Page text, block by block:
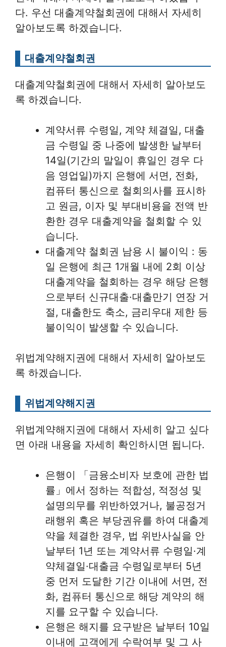
다. 우선 대출계약철회권에 대해서 자세히
알아보도록 하겠습니다.
대출계약철회권
대출계약철회권에 대해서 자세히 알아보도
록 하겠습니다.
계약서류 수령일, 계약 체결일, 대출
금 수령일 중 나중에 발생한 날부터
14일(기간의 말일이 휴일인 경우 다
음 영업일)까지 은행에 서면, 전화,
컴퓨터 통신으로 철회의사를 표시하
고 원금, 이자 및 부대비용을 전액 반
환한 경우 대출계약을 철회할 수 있
습니다.
대출계약 철회권 남용 시 불이익 : 동
일 은행에 최근 1개월 내에 2회 이상
대출계약을 철회하는 경우 해당 은행
으로부터 신규대출·대출만기 연장 거
절, 대출한도 축소, 금리우대 제한 등
불이익이 발생할 수 있습니다.
위법계약해지권에 대해서 자세히 알아보도
록 하겠습니다.
위법계약해지권
위법계약해지권에 대해서 자세히 알고 싶다
면 아래 내용을 자세히 확인하시면 됩니다.
은행이 「금융소비자 보호에 관한 법
률」에서 정하는 적합성, 적정성 및
설명의무를 위반하였거나, 불공정거
래행위 혹은 부당권유를 하여 대출계
약을 체결한 경우, 법 위반사실을 안
날부터 1년 또는 계약서류 수령일·계
약체결일·대출금 수령일로부터 5년
중 먼저 도달한 기간 이내에 서면, 전
화, 컴퓨터 통신으로 해당 계약의 해
지를 요구할 수 있습니다.
은행은 해지를 요구받은 날부터 10일
이내에 고객에게 수락여부 및 그 사